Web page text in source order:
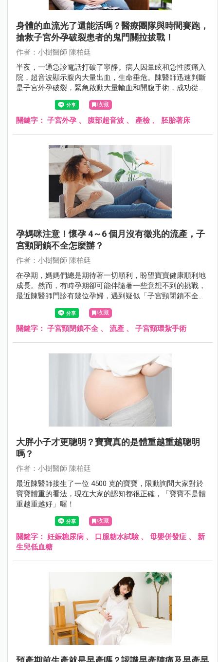
身體的血流光了還能活嗎？醫療團隊與時間賽跑，
搶救子宮外孕破裂患者的鬼門關拉拔戰！
作者：小樹醫師 陳柏廷
半夜，一通急診電話打破了寧靜。病人因暈眩和急性腹痛入
院，超音波顯示腹內大量出血，生命垂危。陳醫師迅速判斷
是子宮外孕破裂，緊急啟動大量輸血和開腹手術，成功從鬼
門關拉回病人。這是一場醫療團隊與時間賽跑的驚險救援故
收藏
關鍵字： 子宮外孕 、 腹部超音波 、 產檢 、 胚胎著床
孕媽咪注意！懷孕 4～6 個月沒有徵兆的流產，子
宮頸閉鎖不全怎麼辦？
作者：小樹醫師 陳柏廷
在孕期，媽媽們總是期待著一切順利，盼望寶寶健康順利地
成長。然而，有時孕期卻可能伴隨著一些意想不到的挑戰，
最近陳醫師門診有幾位孕婦，遇到疑似「子宮頸閉鎖不全」
收藏
關鍵字： 子宮頸閉鎖不全 、 流產 、 子宮頸環紮手術
大胖小子才更聰明？寶寶真的是體重越重越聰明
嗎？
作者：小樹醫師 陳柏廷
最近陳醫師接生了一位 4500 克的寶寶，限動詢問大家對於
寶寶體重的看法，現在大家的認知都很正確，「寶寶不是體
重越重越好」喔！
收藏
關鍵字： 妊娠糖尿病 、 口服糖水試驗、 母嬰併發症 、 新
生兒低血糖